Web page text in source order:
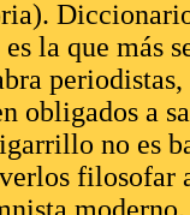
la que más
obligados a
no es
filosofar